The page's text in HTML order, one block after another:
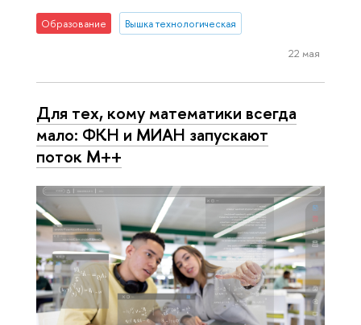
Образование Вышка технологическая
22 мая
Для тех, кому математики всегда
мало: ФКН и МИАН запускают
поток М++